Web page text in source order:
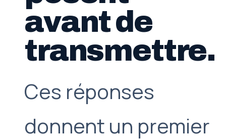
avant de
transmettre.
Ces réponses
donnent un premier